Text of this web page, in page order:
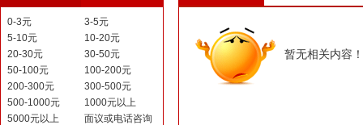
0-3元
3-5元
5-10元
10-20元
20-30元
30-50元
50-100元
100-200元
200-300元
300-500元
500-1000元
1000元以上
5000元以上
面议或电话咨询
暂无相关内容！